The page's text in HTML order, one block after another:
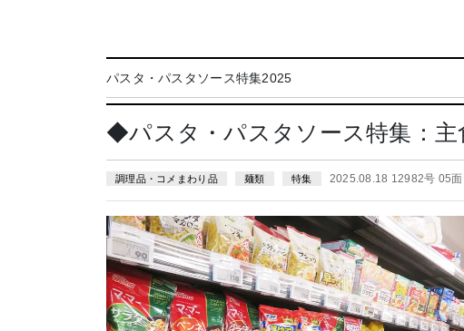
パスタ・パスタソース特集2025
◆パスタ・パスタソース特集：主
調理品・コメまわり品 麺類 特集 2025.08.18 12982号 05面